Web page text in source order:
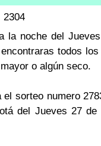
2304
la noche del
todos
o algún seco.
sorteo numero
del Jueves 27